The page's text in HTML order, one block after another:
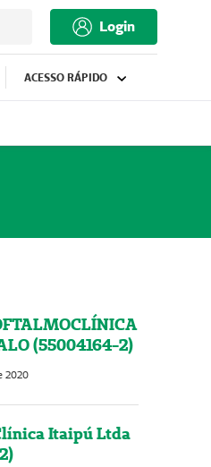
Login
ACESSO RÁPIDO
(55004164-2)
2020
Itaipú Ltda